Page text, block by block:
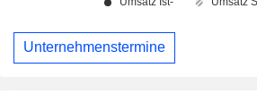
Unternehmenstermine